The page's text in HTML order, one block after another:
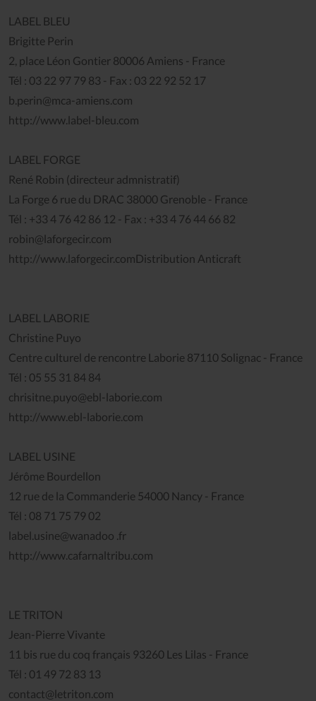
LABEL BLEU
Brigitte Perin
2, place Léon Gontier 80006 Amiens - France
Tél : 03 22 97 79 83 - Fax : 03 22 92 52 17
b.perin@mca-amiens.com
http://www.label-bleu.com
LABEL FORGE
René Robin (directeur admnistratif)
La Forge 6 rue du DRAC 38000 Grenoble - France
Tél : +33 4 76 42 86 12 - Fax : +33 4 76 44 66 82
robin@laforgecir.com
http://www.laforgecir.comDistribution Anticraft
LABEL LABORIE
Christine Puyo
Centre culturel de rencontre Laborie 87110 Solignac - France
Tél : 05 55 31 84 84
chrisitne.puyo@ebl-laborie.com
http://www.ebl-laborie.com
LABEL USINE
Jérôme Bourdellon
12 rue de la Commanderie 54000 Nancy - France
Tél : 08 71 75 79 02
label.usine@wanadoo .fr
http://www.cafarnaltribu.com
LE TRITON
Jean-Pierre Vivante
11 bis rue du coq français 93260 Les Lilas - France
Tél : 01 49 72 83 13
contact@letriton.com